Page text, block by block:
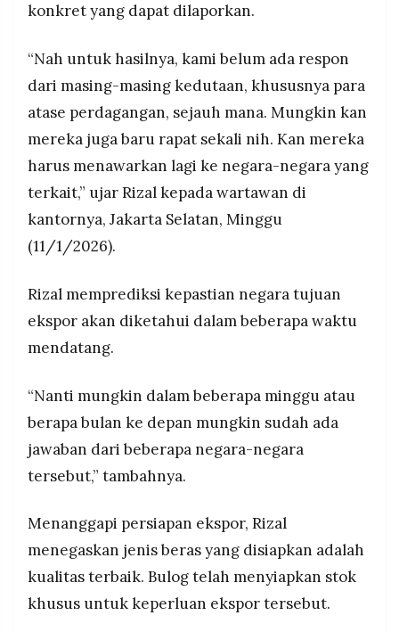
Resolusi.co
RESOLUSI
PRAMUDITA
konkret yang dapat dilaporkan.
“Nah untuk hasilnya, kami belum ada respon
dari masing-masing kedutaan, khususnya para
atase perdagangan, sejauh mana. Mungkin kan
mereka juga baru rapat sekali nih. Kan mereka
harus menawarkan lagi ke negara-negara yang
terkait,” ujar Rizal kepada wartawan di
kantornya, Jakarta Selatan, Minggu
(11/1/2026).
Rizal memprediksi kepastian negara tujuan
ekspor akan diketahui dalam beberapa waktu
mendatang.
“Nanti mungkin dalam beberapa minggu atau
berapa bulan ke depan mungkin sudah ada
jawaban dari beberapa negara-negara
tersebut,” tambahnya.
Menanggapi persiapan ekspor, Rizal
menegaskan jenis beras yang disiapkan adalah
kualitas terbaik. Bulog telah menyiapkan stok
khusus untuk keperluan ekspor tersebut.